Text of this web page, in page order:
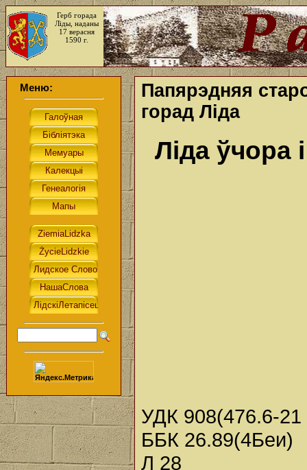
Герб горада
Ліды, наданы
17 верасня
1590 г.
Меню:
Папярэдняя
горад Ліда
Ліда ўчора
УДК 908(476.6-21
ББК 26.89(4Беи)
Л 28